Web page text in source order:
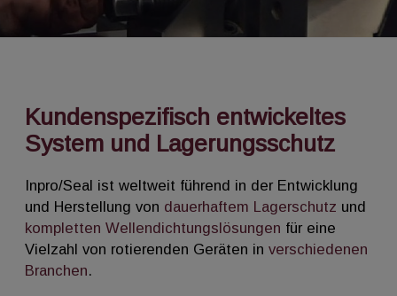
Kundenspezifisch entwickeltes
System und Lagerungsschutz
Inpro/Seal ist weltweit führend in der Entwicklung
und Herstellung von dauerhaftem Lagerschutz und
kompletten Wellendichtungslösungen für eine
Vielzahl von rotierenden Geräten in verschiedenen
Branchen.